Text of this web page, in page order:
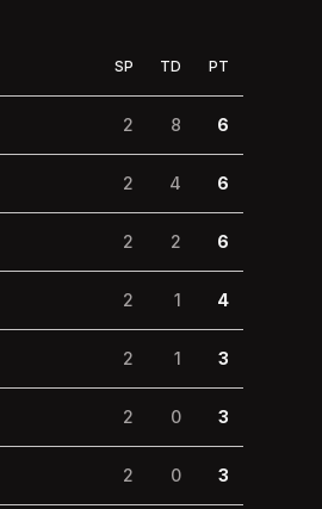
SP TD PT
2 8 6
2 4 6
2 2 6
2 1 4
2 1 3
2 0 3
2 0 3